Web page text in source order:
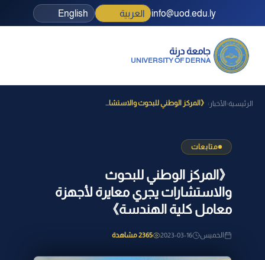
info@uod.edu.ly العربية English
جامعة درنة
UNIVERSITY OF DERNA
الرئيسية›الأخبار › 《المركز الوطني للبحوث والاستشا...
متابعات
《المركز الوطني للبحوث
والاستشارات يجري معايرة لأجهزة
معامل كلية الهندسة》
الخميس 2023-03-16 2365 مشاهدة